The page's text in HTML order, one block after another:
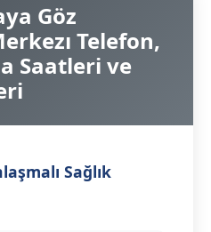
Göz
Telefon,
Saatleri ve
Sağlık